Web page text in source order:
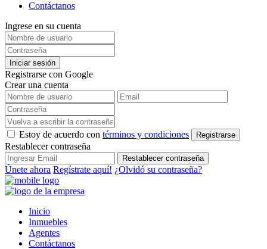
Contáctanos
Ingrese en su cuenta
Iniciar sesión
Registrarse con Google
Crear una cuenta
Estoy de acuerdo con términos y condiciones Registrarse
Restablecer contraseña
Restablecer contraseña
Únete ahora Regístrate aquí! ¿Olvidó su contraseña?
Inicio
Inmuebles
Agentes
Contáctanos